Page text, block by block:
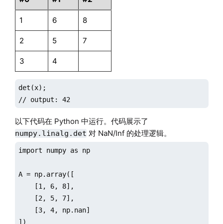
1 6 8
2 5 7
3 4
det(x);
// output: 42
以下代码在 Python 中运行。代码展示了
numpy.linalg.det 对 NaN/Inf 的处理逻辑。
import numpy as np
A = np.array([
    [1, 6, 8],
    [2, 5, 7],
    [3, 4, np.nan]
])